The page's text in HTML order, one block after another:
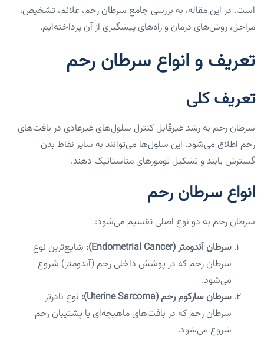
است. در این مقاله، به بررسی جامع سرطان رحم، علائم، تشخیص،
مراحل، روش‌های درمان و راه‌های پیشگیری از آن پرداخته‌ایم.
تعریف و انواع سرطان رحم
تعریف کلی
سرطان رحم به رشد غیرقابل کنترل سلول‌های غیرعادی در بافت‌های
رحم اطلاق می‌شود. این سلول‌ها می‌توانند به سایر نقاط بدن
گسترش یابند و تشکیل تومورهای متاستاتیک دهند.
انواع سرطان رحم
سرطان رحم به دو نوع اصلی تقسیم می‌شود:
سرطان آندومتر (Endometrial Cancer):
شایع‌ترین نوع
سرطان رحم که در پوشش داخلی رحم (آندومتر) شروع
می‌شود.
سرطان سارکوم رحم (Uterine Sarcoma):
نوع نادرتر
سرطان رحم که در بافت‌های ماهیچه‌ای یا پشتیبان رحم
شروع می‌شود.